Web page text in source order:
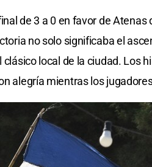
de 3 a 0 en favor de
no solo significaba el
clásico local de la ciudad. Los
alegría mientras los